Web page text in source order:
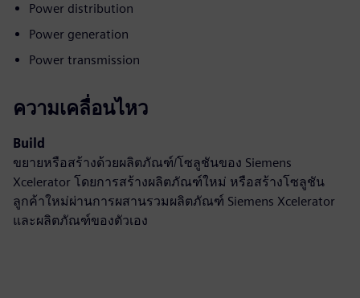
Power distribution
Power generation
Power transmission
ความเคลื่อนไหว
Build
ขยายหรือสร้างด้วยผลิตภัณฑ์/โซลูชันของ Siemens
Xcelerator โดยการสร้างผลิตภัณฑ์ใหม่ หรือสร้างโซลูชัน
ลูกค้าใหม่ผ่านการผสานรวมผลิตภัณฑ์ Siemens Xcelerator
และผลิตภัณฑ์ของตัวเอง